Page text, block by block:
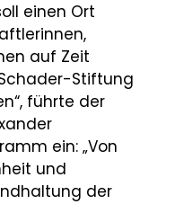
einen Ort
auf Zeit
Stiftung
führte der
ein: „Von
und
der